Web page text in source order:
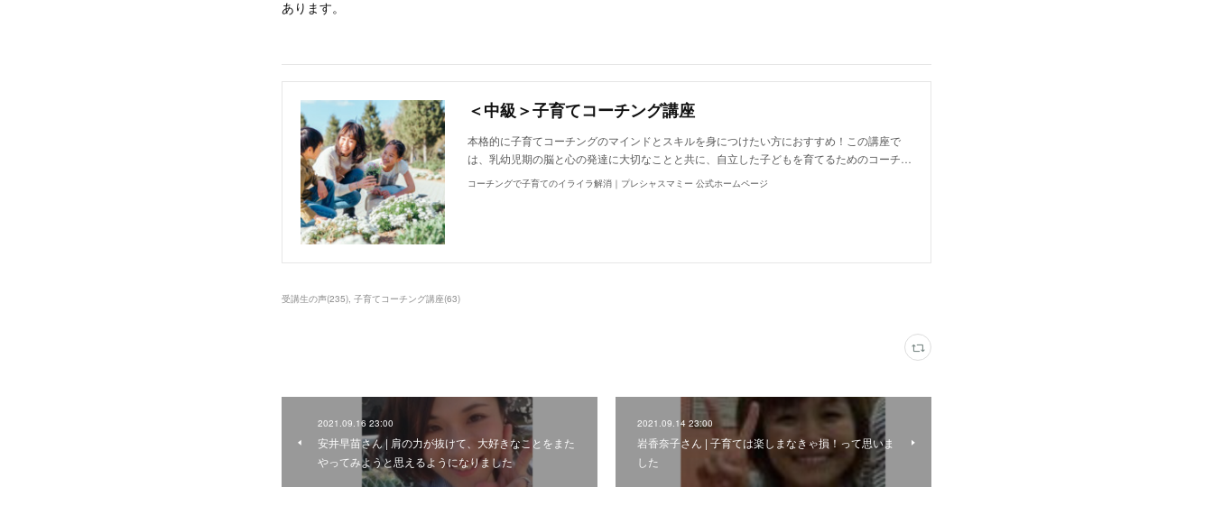
あります。
＜中級＞子育てコーチング講座
本格的に子育てコーチングのマインドとスキルを身につけたい方におすすめ！この講座で
は、乳幼児期の脳と心の発達に大切なことと共に、自立した子どもを育てるためのコーチ…
コーチングで子育てのイライラ解消｜プレシャスマミー 公式ホームページ
受講生の声(235) 子育てコーチング講座(63)
2021.09.16 23:00
安井早苗さん | 肩の力が抜けて、大好きなことをまた
やってみようと思えるようになりました
2021.09.14 23:00
岩香奈子さん | 子育ては楽しまなきゃ損！って思いま
した